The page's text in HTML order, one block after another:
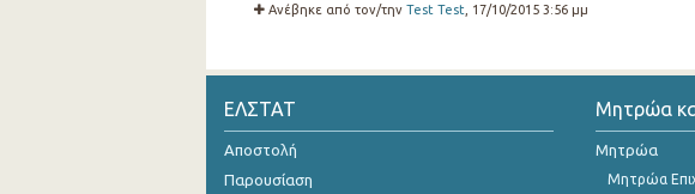
Ανέβηκε από τον/την Test Test , 17/10/2015 3:56 μμ
ΕΛΣΤΑΤ
Αποστολή
Παρουσίαση
Μητρώα
Μητρώα
Μητρώα